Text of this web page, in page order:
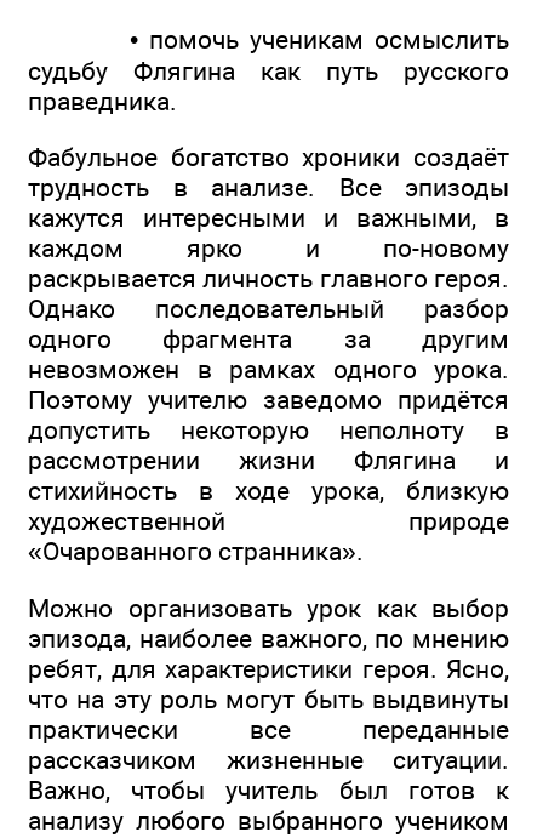
• помочь ученикам осмыслить
судьбу Флягина как путь русского
праведника.
Фабульное богатство хроники создаёт
трудность в анализе. Все эпизоды
кажутся интересными и важными, в
каждом ярко и по-новому
раскрывается личность главного героя.
Однако последовательный разбор
одного фрагмента за другим
невозможен в рамках одного урока.
Поэтому учителю заведомо придётся
допустить некоторую неполноту в
рассмотрении жизни Флягина и
стихийность в ходе урока, близкую
художественной природе
«Очарованного странника».
Можно организовать урок как выбор
эпизода, наиболее важного, по мнению
ребят, для характеристики героя. Ясно,
что на эту роль могут быть выдвинуты
практически все переданные
рассказчиком жизненные ситуации.
Важно, чтобы учитель был готов к
анализу любого выбранного учеником